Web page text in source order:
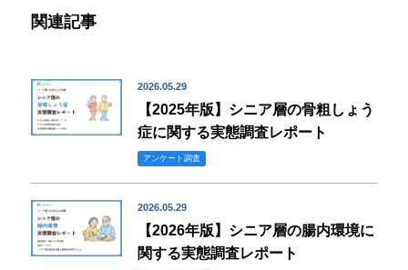
関連記事
2026.05.29
【2025年版】シニア層の骨粗しょう
症に関する実態調査レポート
アンケート調査
2026.05.29
【2026年版】シニア層の腸内環境に
関する実態調査レポート